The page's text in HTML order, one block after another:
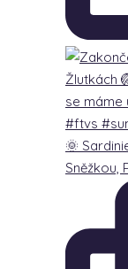
🌞
Sněžkou,